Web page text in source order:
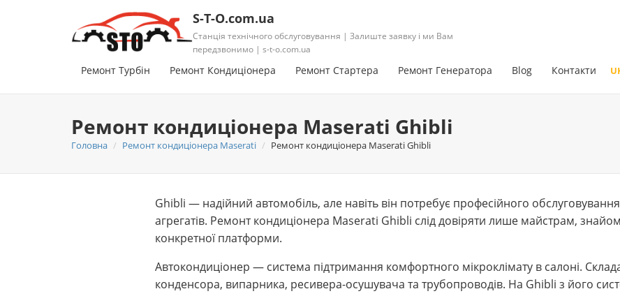
S-T-O.com.ua
Станція технічного обслуговування | Залиште заявку і ми Вам
передзвонимо | s-t-o.com.ua
Ремонт Турбін Ремонт Кондиціонера Ремонт Стартера Ремонт Генератора Blog Контакти
Ремонт кондиціонера Maserati Ghibli
Головна Ремонт кондиціонера Maserati Ремонт кондиціонера Maserati Ghibli
Ghibli — надійний автомобіль, але навіть він потребує професійного
агрегатів. Ремонт кондиціонера Maserati Ghibli слід довіряти лише майстрам,
конкретної платформи.
Автокондиціонер — система підтримання комфортного мікроклімату в салоні.
конденсора, випарника, ресивера-осушувача та трубопроводів. На Ghibli з його